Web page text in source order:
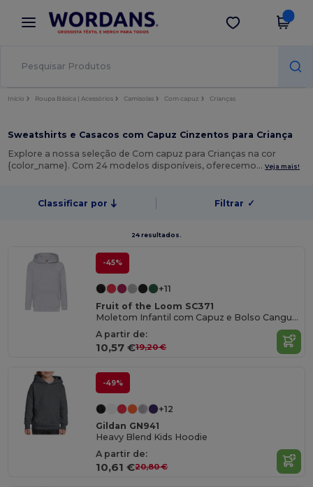
× App Wordans
Melhores preços na app!
Obter app
Início Roupa Básica | Acessórios Camisolas Com capuz Crianças
Sweatshirts e Casacos com Capuz Cinzentos para Criança
Explore a nossa seleção de Com capuz para Crianças na cor
{color_name}. Com 24 modelos disponíveis, oferecemo…Veja mais!
Classificar por Filtrar ✓
24 resultados.
-45%
+11
Fruit of the Loom SC371
Moletom Infantil com Capuz e Bolso Canguru
A partir de:
10,57 €19,20 €
-49%
+12
Gildan GN941
Heavy Blend Kids Hoodie
A partir de:
10,61 €20,80 €